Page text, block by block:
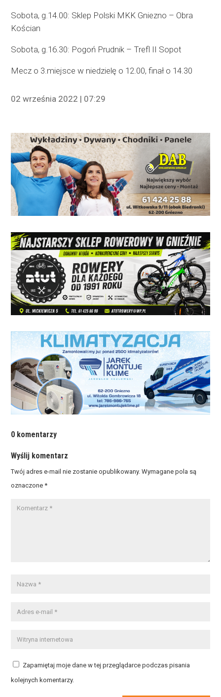
Sobota, g.14.00: Sklep Polski MKK Gniezno – Obra
Kościan
Sobota, g.16.30: Pogoń Prudnik – Trefl II Sopot
Mecz o 3.miejsce w niedzielę o 12.00, finał o 14.30
02 września 2022 | 07:29
0 komentarzy
Wyślij komentarz
Twój adres e-mail nie zostanie opublikowany. Wymagane pola są
oznaczone*
Zapamiętaj moje dane w tej przeglądarce podczas pisania
kolejnych komentarzy.